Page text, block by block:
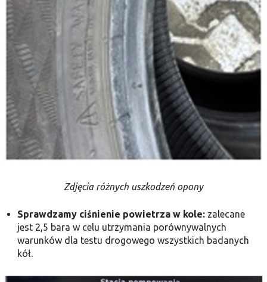
Zdjęcia różnych uszkodzeń opony
Sprawdzamy ciśnienie powietrza w kole: zalecane
jest 2,5 bara w celu utrzymania porównywalnych
warunków dla testu drogowego wszystkich badanych
kół.